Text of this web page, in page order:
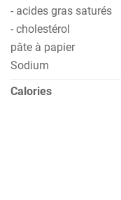
- acides gras saturés
- cholestérol
pâte à papier
Sodium
Calories